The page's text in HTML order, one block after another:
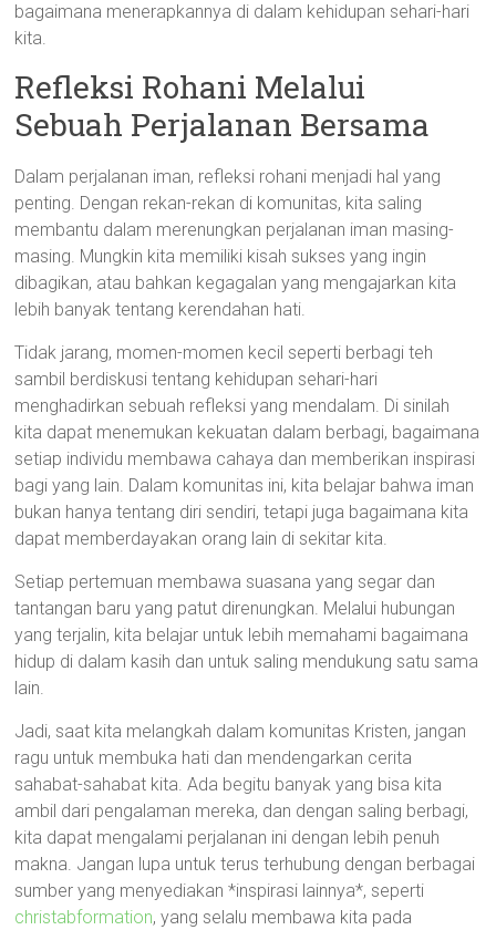
bagaimana menerapkannya di dalam kehidupan sehari-hari
kita.
Refleksi Rohani Melalui
Sebuah Perjalanan Bersama
Dalam perjalanan iman, refleksi rohani menjadi hal yang
penting. Dengan rekan-rekan di komunitas, kita saling
membantu dalam merenungkan perjalanan iman masing-
masing. Mungkin kita memiliki kisah sukses yang ingin
dibagikan, atau bahkan kegagalan yang mengajarkan kita
lebih banyak tentang kerendahan hati.
Tidak jarang, momen-momen kecil seperti berbagi teh
sambil berdiskusi tentang kehidupan sehari-hari
menghadirkan sebuah refleksi yang mendalam. Di sinilah
kita dapat menemukan kekuatan dalam berbagi, bagaimana
setiap individu membawa cahaya dan memberikan inspirasi
bagi yang lain. Dalam komunitas ini, kita belajar bahwa iman
bukan hanya tentang diri sendiri, tetapi juga bagaimana kita
dapat memberdayakan orang lain di sekitar kita.
Setiap pertemuan membawa suasana yang segar dan
tantangan baru yang patut direnungkan. Melalui hubungan
yang terjalin, kita belajar untuk lebih memahami bagaimana
hidup di dalam kasih dan untuk saling mendukung satu sama
lain.
Jadi, saat kita melangkah dalam komunitas Kristen, jangan
ragu untuk membuka hati dan mendengarkan cerita
sahabat-sahabat kita. Ada begitu banyak yang bisa kita
ambil dari pengalaman mereka, dan dengan saling berbagi,
kita dapat mengalami perjalanan ini dengan lebih penuh
makna. Jangan lupa untuk terus terhubung dengan berbagai
sumber yang menyediakan *inspirasi lainnya*, seperti
christabformation, yang selalu membawa kita pada